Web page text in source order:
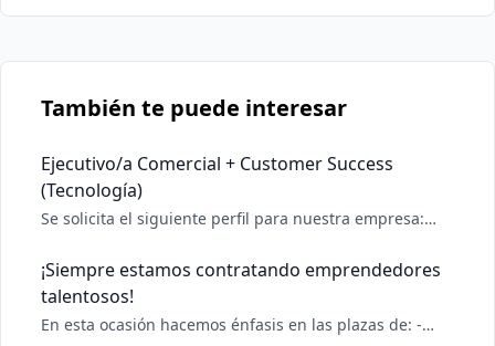
También te puede interesar
Ejecutivo/a Comercial + Customer Success
(Tecnología)
Se solicita el siguiente perfil para nuestra empresa:
realizar discovery & demos, preparar propuestas y
negociar hasta el cierre; mantener pipeline y
¡Siempre estamos contratando emprendedores
talentosos!
En esta ocasión hacemos énfasis en las plazas de: -